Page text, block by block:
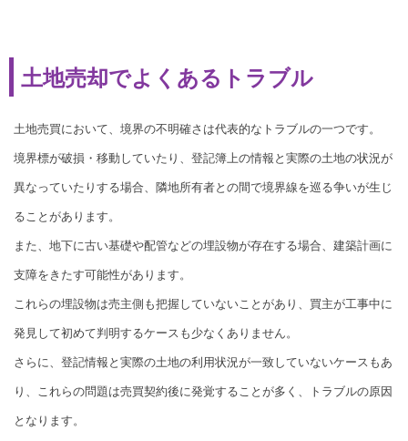
土地売却でよくあるトラブル
土地売買において、境界の不明確さは代表的なトラブルの一つです。
境界標が破損・移動していたり、登記簿上の情報と実際の土地の状況が
異なっていたりする場合、隣地所有者との間で境界線を巡る争いが生じ
ることがあります。
また、地下に古い基礎や配管などの埋設物が存在する場合、建築計画に
支障をきたす可能性があります。
これらの埋設物は売主側も把握していないことがあり、買主が工事中に
発見して初めて判明するケースも少なくありません。
さらに、登記情報と実際の土地の利用状況が一致していないケースもあ
り、これらの問題は売買契約後に発覚することが多く、トラブルの原因
となります。